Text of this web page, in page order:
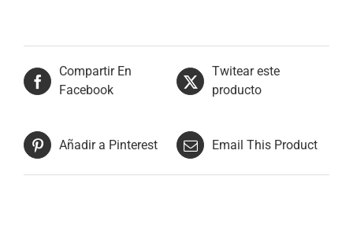
Compartir En
Facebook
Twitear este
producto
Añadir a Pinterest Email This Product